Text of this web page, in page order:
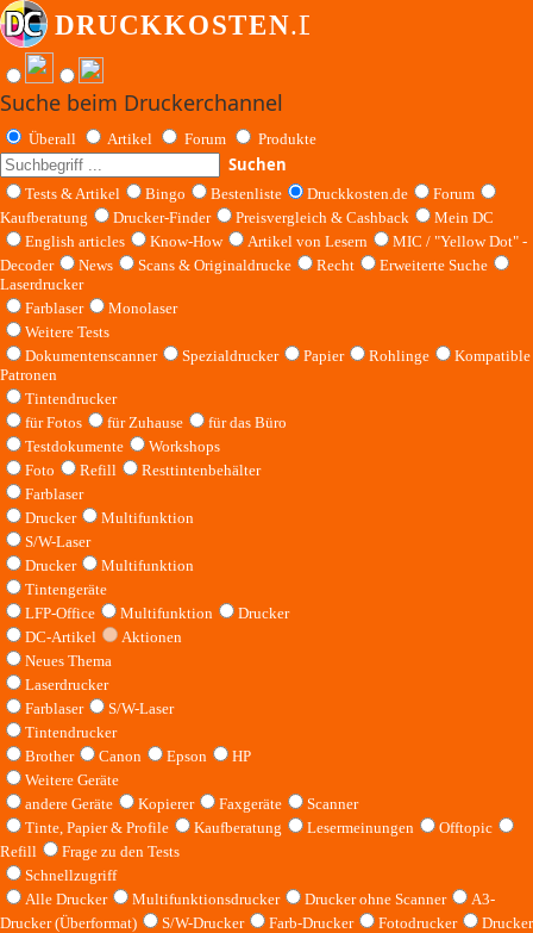
Suche beim Druckerchannel
Überall Artikel Forum Produkte
Suchen
Tests & Artikel Bingo Bestenliste Druckkosten.de
Forum
Kaufberatung
Drucker-Finder Preisvergleich & Cashback
Mein DC
English articles
Know-How Artikel von Lesern
MIC / "Yellow Dot" -
Decoder
News Scans & Originaldrucke Recht
Erweiterte Suche
Laserdrucker
Farblaser
Monolaser
Weitere Tests
Dokumentenscanner
Spezialdrucker Papier Rohlinge
Kompatible
Patronen
Tintendrucker
für Fotos
für Zuhause
für das Büro
Testdokumente
Workshops
Foto
Refill
Resttintenbehälter
Farblaser
Drucker
Multifunktion
S/W-Laser
Drucker
Multifunktion
Tintengeräte
LFP-Office
Multifunktion
Drucker
DC-Artikel
Aktionen
Neues Thema
Laserdrucker
Farblaser
S/W-Laser
Tintendrucker
Brother
Canon Epson
HP
Weitere Geräte
andere Geräte
Kopierer Faxgeräte
Scanner
Tinte, Papier & Profile
Kaufberatung Lesermeinungen
Offtopic
Refill
Frage zu den Tests
Schnellzugriff
Alle Drucker
Multifunktionsdrucker Drucker ohne Scanner
A3-
Drucker (Überformat)
S/W-Drucker Farb-Drucker Fotodrucker
Drucker